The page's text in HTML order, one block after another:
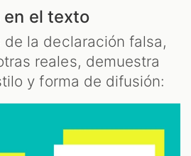
el texto
de la declaración falsa,
reales, demuestra
y forma de difusión: